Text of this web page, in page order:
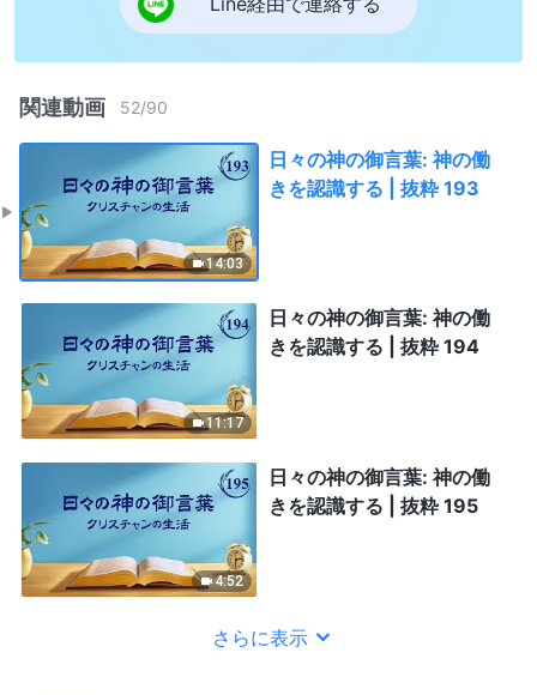
関連動画 52/90
14:03
日々の神の御言葉: 神の働
きを認識する | 抜粋 193
11:17
日々の神の御言葉: 神の働
きを認識する | 抜粋 194
4:52
日々の神の御言葉: 神の働
きを認識する | 抜粋 195
さらに表示